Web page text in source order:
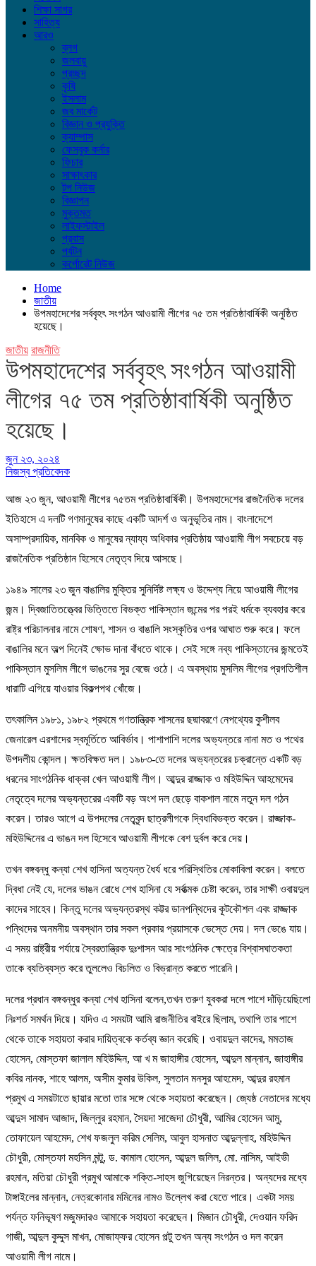
শিক্ষা সাগর
সাহিত্য
আরও
ব্লগ
জলবায়ু
প্রচ্ছদ
কৃষি
ইসলাম
জব মার্কেট
বিজ্ঞান ও প্রযুক্তি
ক্যাম্পাস
ফেসবুক কর্নার
ফিচার
সাক্ষাৎকার
টপ নিউজ
বিজ্ঞাপন
মুক্তমত
লাইফস্টাইল
প্রবাস
পর্যটন
কর্পোরেট নিউজ
Home
জাতীয়
উপমহাদেশের সর্ববৃহৎ সংগঠন আওয়ামী লীগের ৭৫ তম প্রতিষ্ঠাবার্ষিকী অনুষ্ঠিত
হয়েছে।
জাতীয় রাজনীতি
উপমহাদেশের সর্ববৃহৎ সংগঠন আওয়ামী
লীগের ৭৫ তম প্রতিষ্ঠাবার্ষিকী অনুষ্ঠিত
হয়েছে।
জুন ২৩, ২০২৪
নিজস্ব প্রতিবেদক
আজ ২৩ জুন, আওয়ামী লীগের ৭৫তম প্রতিষ্ঠাবার্ষিকী। উপমহাদেশের রাজনৈতিক দলের
ইতিহাসে এ দলটি গণমানুষের কাছে একটি আদর্শ ও অনুভূতির নাম। বাংলাদেশে
অসাম্প্রদায়িক, মানবিক ও মানুষের ন্যায্য অধিকার প্রতিষ্ঠায় আওয়ামী লীগ সবচেয়ে বড়
রাজনৈতিক প্রতিষ্ঠান হিসেবে নেতৃত্ব দিয়ে আসছে।
১৯৪৯ সালের ২৩ জুন বাঙালির মুক্তির সুনির্দিষ্ট লক্ষ্য ও উদ্দেশ্য নিয়ে আওয়ামী লীগের
জন্ম। দ্বিজাতিতত্ত্বের ভিত্তিতে বিভক্ত পাকিস্তান জন্মের পর পরই ধর্মকে ব্যবহার করে
রাষ্ট্র পরিচালনার নামে শোষণ, শাসন ও বাঙালি সংস্কৃতির ওপর আঘাত শুরু করে। ফলে
বাঙালির মনে অল্প দিনেই ক্ষোভ দানা বাঁধতে থাকে। সেই সঙ্গে নব্য পাকিস্তানের জন্মতেই
পাকিস্তান মুসলিম লীগে ভাঙনের সুর বেজে ওঠে। এ অবস্থায় মুসলিম লীগের প্রগতিশীল
ধারাটি এগিয়ে যাওয়ার বিকল্পপথ খোঁজে।
তৎকালিন ১৯৮১, ১৯৮২ প্রথমে গণতান্ত্রিক শাসনের ছদ্মাবরণে নেপথ্যের কুশীলব
জেনারেল এরশাদের স্বমূর্তিতে আবির্ভাব। পাশাপাশি দলের অভ্যন্তরে নানা মত ও পথের
উপদলীয় কোন্দল। ক্ষতবিক্ষত দল। ১৯৮৩-তে দলের অভ্যন্তরের চক্রান্তে একটি বড়
ধরনের সাংগঠনিক ধাক্কা খেল আওয়ামী লীগ। আব্দুর রাজ্জাক ও মহিউদ্দিন আহমেদের
নেতৃত্বে দলের অভ্যন্তরের একটি বড় অংশ দল ছেড়ে বাকশাল নামে নতুন দল গঠন
করেন। তারও আগে এ উপদলের নেতৃবৃন্দ ছাত্রলীগকে দ্বিধাবিভক্ত করেন। রাজ্জাক-
মহিউদ্দিনের এ ভাঙন দল হিসেবে আওয়ামী লীগকে বেশ দুর্বল করে দেয়।
তখন বঙ্গবন্ধু কন্যা শেখ হাসিনা অত্যন্ত ধৈর্য ধরে পরিস্থিতির মোকাবিলা করেন। বলতে
দ্বিধা নেই যে, দলের ভাঙন রোধে শেখ হাসিনা যে সর্বাত্মক চেষ্টা করেন, তার সাক্ষী ওবায়দুল
কাদের সাহেব। কিন্তু দলের অভ্যন্তরস্থ কট্টর ডানপন্থিদের কূটকৌশল এবং রাজ্জাক
পন্থিদের অনমনীয় অবস্থান তার সকল প্রকার প্রয়াসকে ভেস্তে দেয়। দল ভেঙে যায়।
এ সময় রাষ্ট্রীয় পর্যায়ে স্বৈরতান্ত্রিক দুঃশাসন আর সাংগঠনিক ক্ষেত্রে বিশ্বাসঘাতকতা
তাকে ব্যতিব্যস্ত করে তুললেও বিচলিত ও বিভ্রান্ত করতে পারেনি।
দলের প্রধান বঙ্গবন্ধুর কন্যা শেখ হাসিনা বলেন,তখন তরুণ যুবকরা দলে পাশে দাঁড়িয়েছিলো
নিঃশর্ত সমর্থন দিয়ে। যদিও এ সময়টা আমি রাজনীতির বাইরে ছিলাম, তথাপি তার পাশে
থেকে তাকে সহায়তা করার দায়িত্বকে কর্তব্য জ্ঞান করেছি। ওবায়দুল কাদের, মমতাজ
হোসেন, মোস্তফা জালাল মহিউদ্দিন, আ খ ম জাহাঙ্গীর হোসেন, আব্দুল মান্নান, জাহাঙ্গীর
কবির নানক, শাহে আলম, অসীম কুমার উকিল, সুলতান মনসুর আহমেদ, আব্দুর রহমান
প্রমুখ এ সময়টাতে ছায়ার মতো তার সঙ্গে থেকে সহায়তা করেছেন। জ্যেষ্ঠ নেতাদের মধ্যে
আব্দুস সামাদ আজাদ, জিল্লুর রহমান, সৈয়দা সাজেদা চৌধুরী, আমির হোসেন আমু,
তোফায়েল আহমেদ, শেখ ফজলুল করিম সেলিম, আবুল হাসনাত আব্দুল্লাহ, মহিউদ্দিন
চৌধুরী, মোস্তফা মহসিন মন্টু, ড. কামাল হোসেন, আব্দুল জলিল, মো. নাসিম, আইভী
রহমান, মতিয়া চৌধুরী প্রমুখ আমাকে শক্তি-সাহস জুগিয়েছেন নিরন্তর। অন্যদের মধ্যে
টাঙ্গাইলের মান্নান, নেত্রকোনার মমিনের নামও উল্লেখ করা যেতে পারে। একটা সময়
পর্যন্ত ফনিভূষণ মজুমদারও আমাকে সহায়তা করেছেন। মিজান চৌধুরী, দেওয়ান ফরিদ
গাজী, আব্দুল কুদ্দুস মাখন, মোজাফ্ফর হোসেন পল্টু তখন অন্য সংগঠন ও দল করেন
আওয়ামী লীগ নামে।